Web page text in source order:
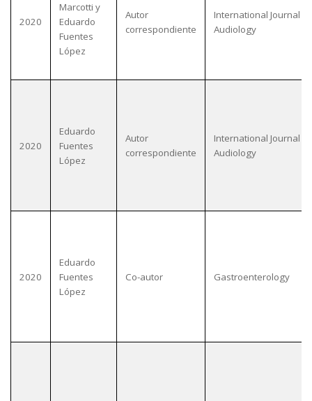
2020
Marcotti y
Eduardo
Fuentes
López
Autor
correspondiente
International Journal of
Audiology
2020
Eduardo
Fuentes
López
Autor
correspondiente
International Journal of
Audiology
2020
Eduardo
Fuentes
López
Co-autor Gastroenterology